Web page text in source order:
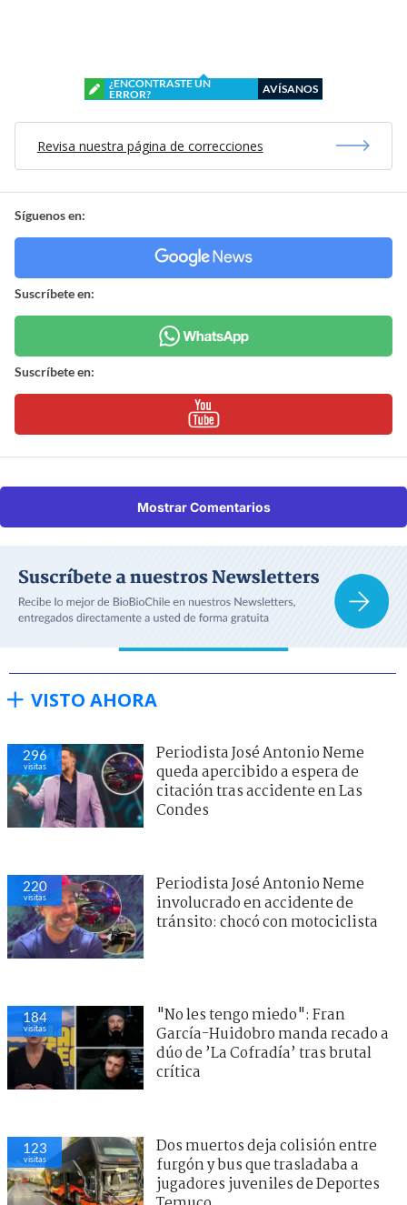
¿ENCONTRASTE UN
ERROR?
AVÍSANOS
Revisa nuestra página de correcciones
Síguenos en:
Suscríbete en:
Suscríbete en:
Mostrar Comentarios
VISTO AHORA
296
visitas
Periodista José Antonio Neme
queda apercibido a espera de
citación tras accidente en Las
Condes
220
visitas
Periodista José Antonio Neme
involucrado en accidente de
tránsito: chocó con motociclista
184
visitas
"No les tengo miedo": Fran
García-Huidobro manda recado a
dúo de ’La Cofradía’ tras brutal
crítica
123
visitas
Dos muertos deja colisión entre
furgón y bus que trasladaba a
jugadores juveniles de Deportes